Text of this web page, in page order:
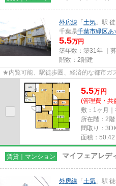
外房線 「 土気 」駅
千葉県千葉市緑区あ
5.5万円
築年数：築31年 ｜募
階数：2階建
★内覧可能、駅徒歩圏、経済的な都市ガ
5.5万円
(管理費・共
敷：1ヶ月｜
所在階：2階
間取り：
面積：50.42
賃貸｜マンション マイフェアレデ
外房線 「 土気 」駅